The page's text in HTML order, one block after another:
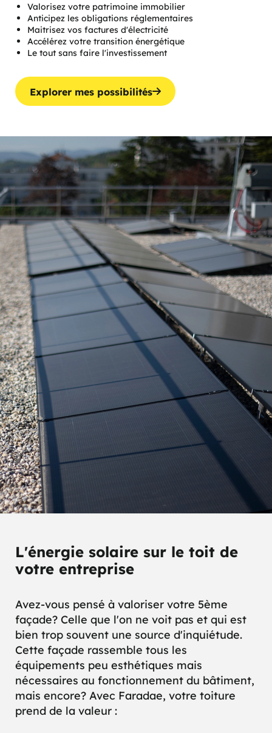
Valorisez votre patrimoine immobilier
Anticipez les obligations réglementaires
Maitrisez vos factures d'électricité
Accélérez votre transition énergétique
Le tout sans faire l'investissement
Explorer mes possibilités
L'énergie solaire sur le toit de
votre entreprise
Avez-vous pensé à valoriser votre 5ème
façade? Celle que l'on ne voit pas et qui est
bien trop souvent une source d'inquiétude.
Cette façade rassemble tous les
équipements peu esthétiques mais
nécessaires au fonctionnement du bâtiment,
mais encore? Avec Faradae, votre toiture
prend de la valeur :